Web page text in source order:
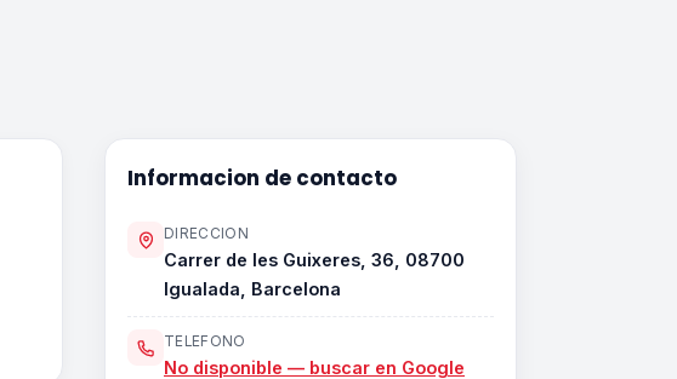
Informacion de contacto
DIRECCION
Carrer de les Guixeres, 36, 08700
Igualada, Barcelona
TELEFONO
No disponible — buscar en Google